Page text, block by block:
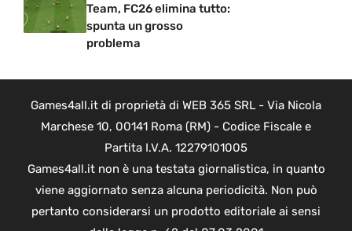
Team, FC26 elimina tutto:
spunta un grosso
problema
Games4all.it di proprietà di WEB 365 SRL - Via Nicola
Marchese 10, 00141 Roma (RM) - Codice Fiscale e
Partita I.V.A. 12279101005
Games4all.it non è una testata giornalistica, in quanto
viene aggiornato senza alcuna periodicità. Non può
pertanto considerarsi un prodotto editoriale ai sensi